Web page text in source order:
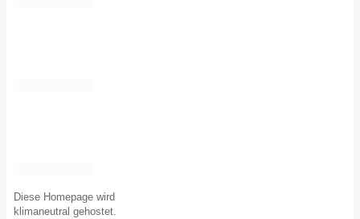
Diese Homepage wird
klimaneutral gehostet.